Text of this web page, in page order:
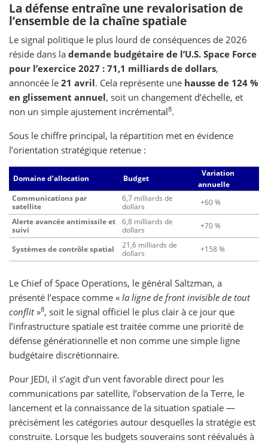
La défense entraîne une revalorisation de
l’ensemble de la chaîne spatiale
Le signal politique le plus lourd de conséquences de 2026
réside dans la demande budgétaire de l’U.S. Space Force
pour l’exercice 2027 : 71,1 milliards de dollars,
annoncée le 21 avril. Cela représente une hausse de 124 %
en glissement annuel, soit un changement d’échelle, et
non un simple ajustement incrémental8.
Sous le chiffre principal, la répartition met en évidence
l’orientation stratégique retenue :
Domaine d’allocation Budget
Variation
annuelle
Communications par
satellite
6,7 milliards de
dollars
+60 %
Alerte avancée antimissile et
suivi
6,8 milliards de
dollars
+70 %
Systèmes de contrôle spatial
21,6 milliards de
dollars
+158 %
Le Chief of Space Operations, le général Saltzman, a
présenté l’espace comme « la ligne de front invisible de tout
conflit»8, soit le signal officiel le plus clair à ce jour que
l’infrastructure spatiale est traitée comme une priorité de
défense générationnelle et non comme une simple ligne
budgétaire discrétionnaire.
Pour JEDI, il s’agit d’un vent favorable direct pour les
communications par satellite, l’observation de la Terre, le
lancement et la connaissance de la situation spatiale —
précisément les catégories autour desquelles la stratégie est
construite. Lorsque les budgets souverains sont réévalués à